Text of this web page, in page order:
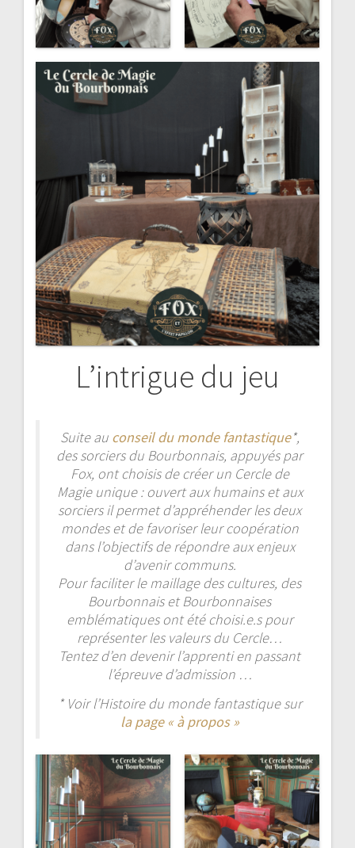
L’intrigue du jeu
Suite au conseil du monde fantastique*,
des sorciers du Bourbonnais, appuyés par
Fox, ont choisis de créer un Cercle de
Magie unique : ouvert aux humains et aux
sorciers il permet d’appréhender les deux
mondes et de favoriser leur coopération
dans l’objectifs de répondre aux enjeux
d’avenir communs.
Pour faciliter le maillage des cultures, des
Bourbonnais et Bourbonnaises
emblématiques ont été choisi.e.s pour
représenter les valeurs du Cercle…
Tentez d’en devenir l’apprenti en passant
l’épreuve d’admission …
* Voir l’Histoire du monde fantastique sur
la page « à propos »